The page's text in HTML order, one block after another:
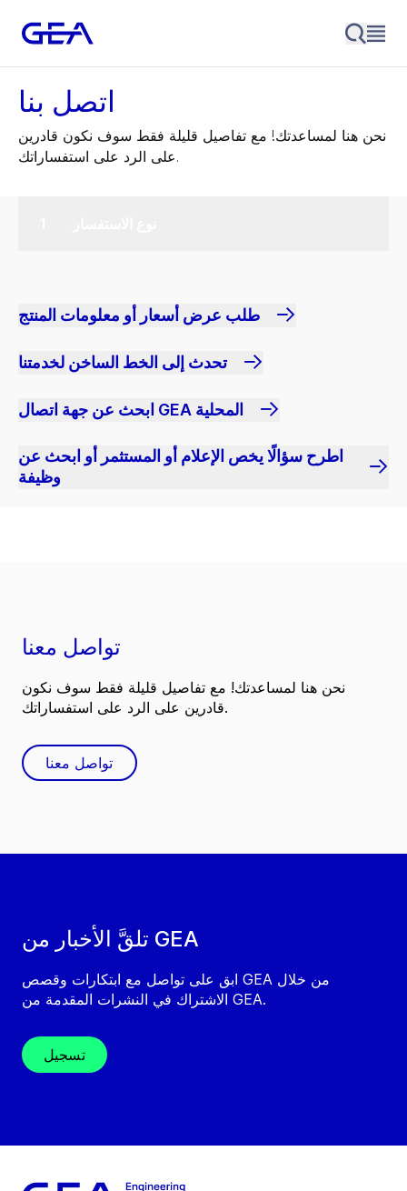
اتصل بنا
نحن هنا لمساعدتك! مع تفاصيل قليلة فقط سوف نكون قادرين
على الرد على استفساراتك.
طلب عرض أسعار أو معلومات المنتج
تحدث إلى الخط الساخن لخدمتنا
ابحث عن جهة اتصال GEA المحلية
اطرح سؤالًا يخص الإعلام أو المستثمر أو ابحث عن
وظيفة
تلقَّ الأخبار من GEA
ابق على تواصل مع ابتكارات وقصص GEA من خلال
الاشتراك في النشرات المقدمة من GEA.
تسجيل
تواصل معنا
نحن هنا لمساعدتك! مع تفاصيل قليلة فقط سوف نكون
قادرين على الرد على استفساراتك.
تواصل معنا